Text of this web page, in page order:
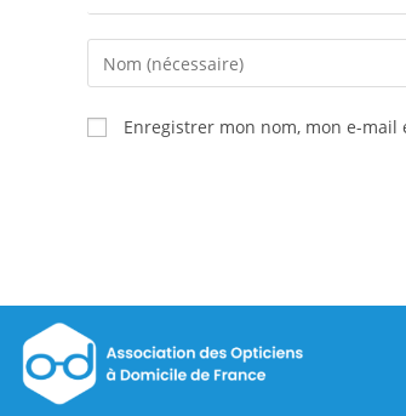
Enregistrer mon nom, mon e-